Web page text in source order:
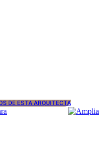
DE ESTA ARQUITECTA